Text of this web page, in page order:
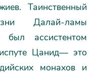
Таинственный
Далай-ламы
ассистентом
Цанид— это
монахов и